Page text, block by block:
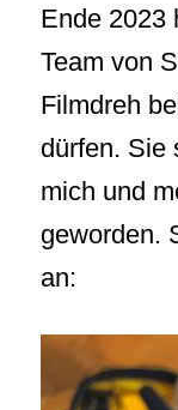
Ende 2023
Team von
Filmdreh
dürfen. Sie
mich und
geworden.
an: